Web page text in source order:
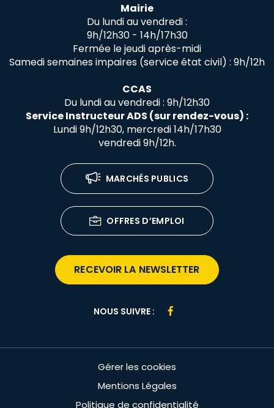
Mairie
Du lundi au vendredi :
9h/12h30 - 14h/17h30
Fermée le jeudi après-midi
Samedi semaines impaires (service état civil) : 9h/12h
CCAS
Du lundi au vendredi : 9h/12h30
Service Instructeur ADS (sur rendez-vous) :
Lundi 9h/12h30, mercredi 14h/17h30
vendredi 9h/12h.
MARCHÉS PUBLICS
OFFRES D’EMPLOI
RECEVOIR LA NEWSLETTER
NOUS SUIVRE :
Gérer les cookies
Mentions Légales
Politique de confidentialité